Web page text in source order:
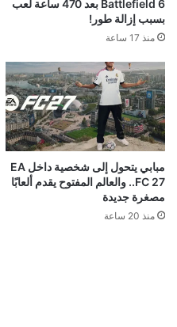
Battlefield 6 بعد 470 ساعة لعب
بسبب إزالة طور!
منذ 17 ساعة
مبابي يتحول إلى شخصية داخل EA
FC 27.. والعالم المفتوح يقدم ألعابًا
مصغرة جديدة
منذ 20 ساعة